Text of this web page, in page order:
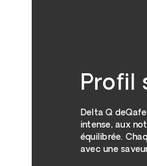
Profil
Delta Q
intense, aux
équilibrée.
avec une